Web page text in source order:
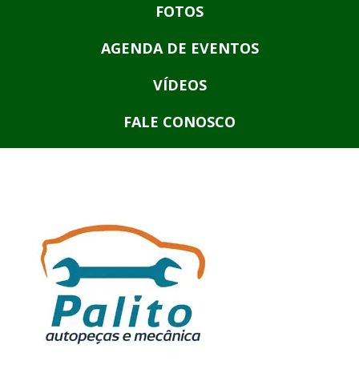
FOTOS
AGENDA DE EVENTOS
VÍDEOS
FALE CONOSCO